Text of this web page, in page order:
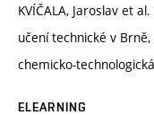
KVÍČALA, Jaroslav et
učení technické v
chemicko-
ELEARNING